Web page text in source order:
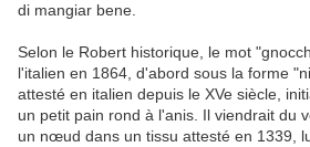
di mangiar bene.
Selon le Robert historique, le mot
l'italien en 1864, d'abord sous la forme
attesté en italien depuis le XVe siècle,
un petit pain rond à l'anis. Il viendrait du
un nœud dans un tissu attesté en 1339,